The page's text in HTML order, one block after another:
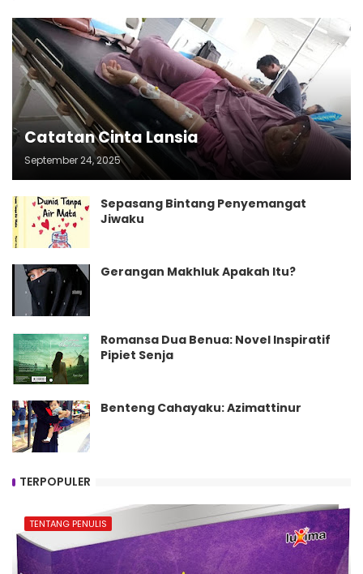
Catatan Cinta Lansia
September 24, 2025
Sepasang Bintang Penyemangat
Jiwaku
Gerangan Makhluk Apakah Itu?
Romansa Dua Benua: Novel Inspiratif
Pipiet Senja
Benteng Cahayaku: Azimattinur
TERPOPULER
TENTANG PENULIS